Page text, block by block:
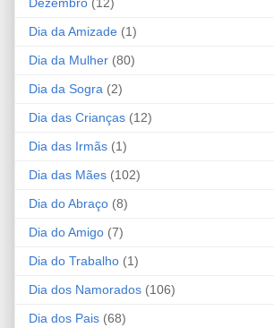
Dia da Amizade (1)
Dia da Mulher (80)
Dia da Sogra (2)
Dia das Crianças (12)
Dia das Irmãs (1)
Dia das Mães (102)
Dia do Abraço (8)
Dia do Amigo (7)
Dia do Trabalho (1)
Dia dos Namorados (106)
Dia dos Pais (68)